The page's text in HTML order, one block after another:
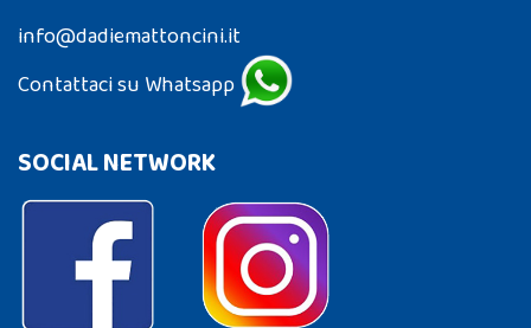
info@dadiemattoncini.it
Contattaci su Whatsapp
SOCIAL NETWORK